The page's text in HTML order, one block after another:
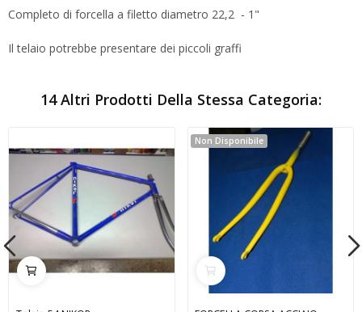
Completo di forcella a filetto diametro 22,2 - 1"
Il telaio potrebbe presentare dei piccoli graffi
14 Altri Prodotti Della Stessa Categoria:
Non Disponibile